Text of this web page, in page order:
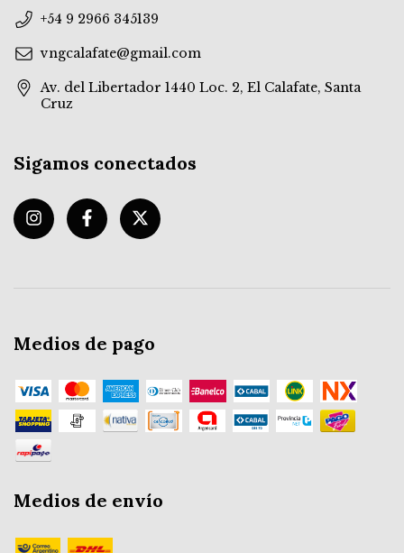
+54 9 2966 345139
vngcalafate@gmail.com
Av. del Libertador 1440 Loc. 2, El Calafate, Santa
Cruz
Sigamos conectados
Medios de pago
Medios de envío